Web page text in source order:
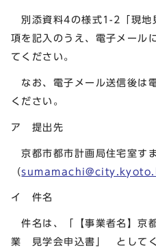
別添資料4の様式1-2「現地
項を記入のうえ、電子メール
てください。
なお、電子メール送信後は
ください。
ア 提出先
京都市都市計画局住宅室す
（
イ 件名
件名は、「【事業者名】京
業 見学会申込書」 としてく